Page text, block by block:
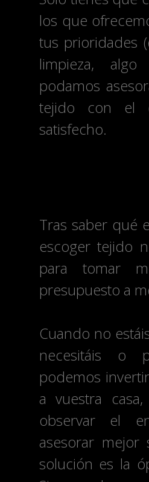
los que
tus prioridades
limpieza,
podamos
tejido con el
satisfecho.
Tras saber qué
escoger tejido
para tomar
presupuesto a
Cuando no
necesitáis o
podemos
a vuestra
observar el
asesorar
solución es la